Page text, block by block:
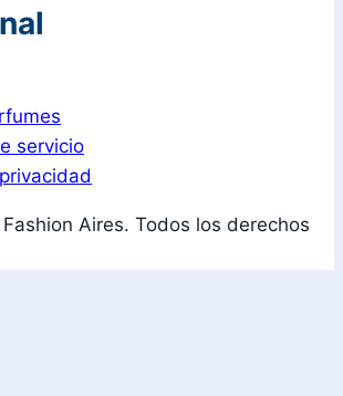
servicio
Aires. Todos los derechos